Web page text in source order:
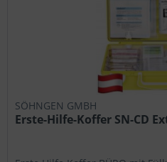
SÖHNGEN GMBH
Erste-Hilfe-Koffer SN-CD